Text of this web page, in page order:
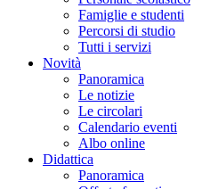
Famiglie e studenti
Percorsi di studio
Tutti i servizi
Novità
Panoramica
Le notizie
Le circolari
Calendario eventi
Albo online
Didattica
Panoramica